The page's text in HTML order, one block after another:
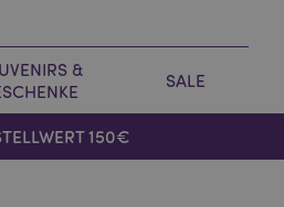
&
SALE
150€